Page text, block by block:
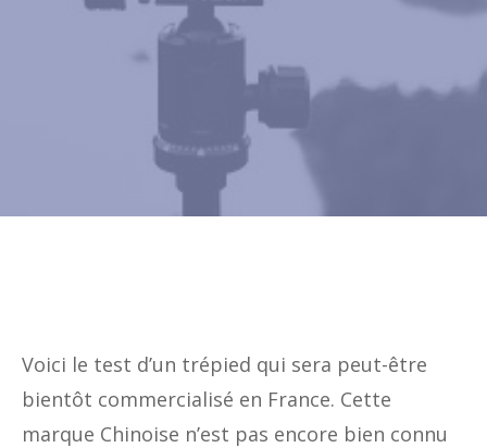
Voici le test d’un trépied qui sera peut-être
bientôt commercialisé en France. Cette
marque Chinoise n’est pas encore bien connu